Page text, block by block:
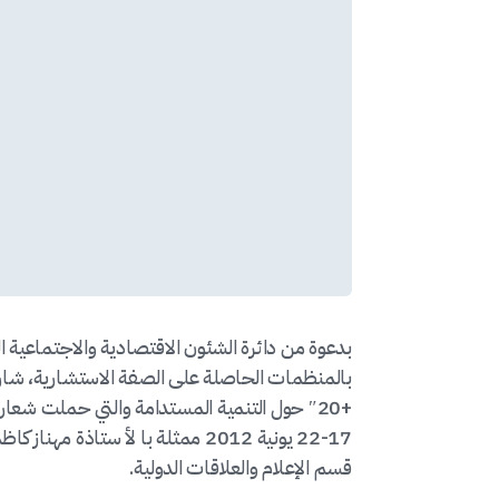
بدعوة من دائرة الشئون الاقتصادية والاجتماعية
بالمنظمات الحاصلة على الصفة الاستشارية،
+20″ حول التنمية المستدامة والتي حملت
17-22 يونية 2012 ممثلة با لأ
قسم الإعلام والعلاقات الدولية.